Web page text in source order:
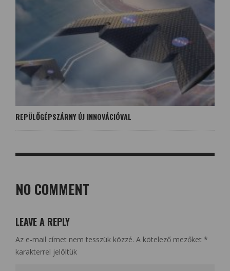
REPÜLŐGÉPSZÁRNY ÚJ INNOVÁCIÓVAL
NO COMMENT
LEAVE A REPLY
Az e-mail címet nem tesszük közzé. A kötelező mezőket *
karakterrel jelöltük